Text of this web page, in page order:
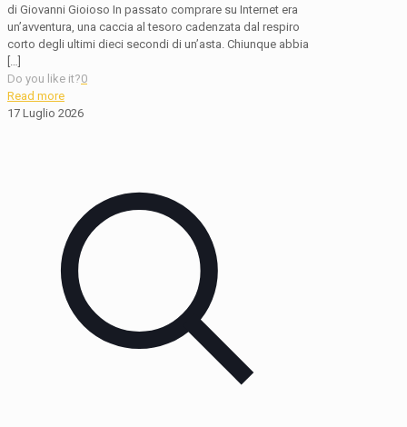
di Giovanni Gioioso In passato comprare su Internet era
un’avventura, una caccia al tesoro cadenzata dal respiro
corto degli ultimi dieci secondi di un’asta. Chiunque abbia
Do you like it?0
Read more
17 Luglio 2026